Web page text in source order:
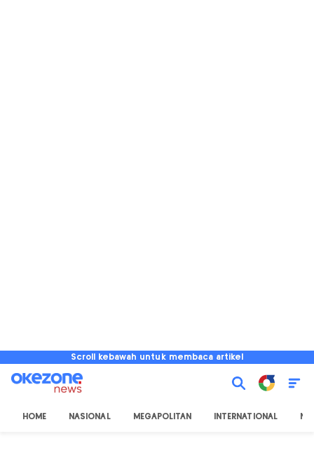
Scroll kebawah untuk membaca artikel
HOME NASIONAL MEGAPOLITAN INTERNATIONAL